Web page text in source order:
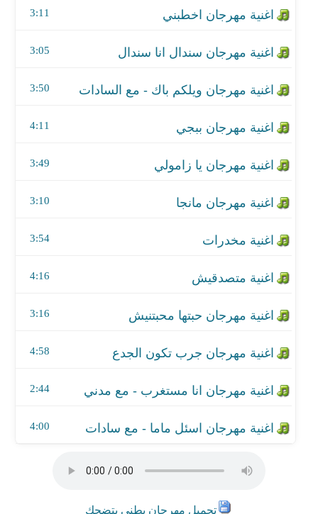
3:11
3:05
3:50
4:11
اغنية مهرجان يا زامولي
3:49
3:10
3:54
4:16
اغنية مهرجان حبتها محبتنيش
3:16
اغنية مهرجان جرب تكون الجدع
4:58
اغنية مهرجان انا مستغرب - مع مدني
2:44
4:00
تحميل مهرجان بطني بتضحك